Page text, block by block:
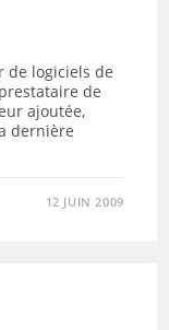
de logiciels de
de
ajoutée,
dernière
12 JUIN 2009